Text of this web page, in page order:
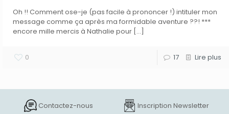
Oh !! Comment ose-je (pas facile à prononcer !) intituler mon
message comme ça après ma formidable aventure ??! ***
encore mille mercis à Nathalie pour […]
0 17 Lire plus
Contactez-nous
Inscription Newsletter